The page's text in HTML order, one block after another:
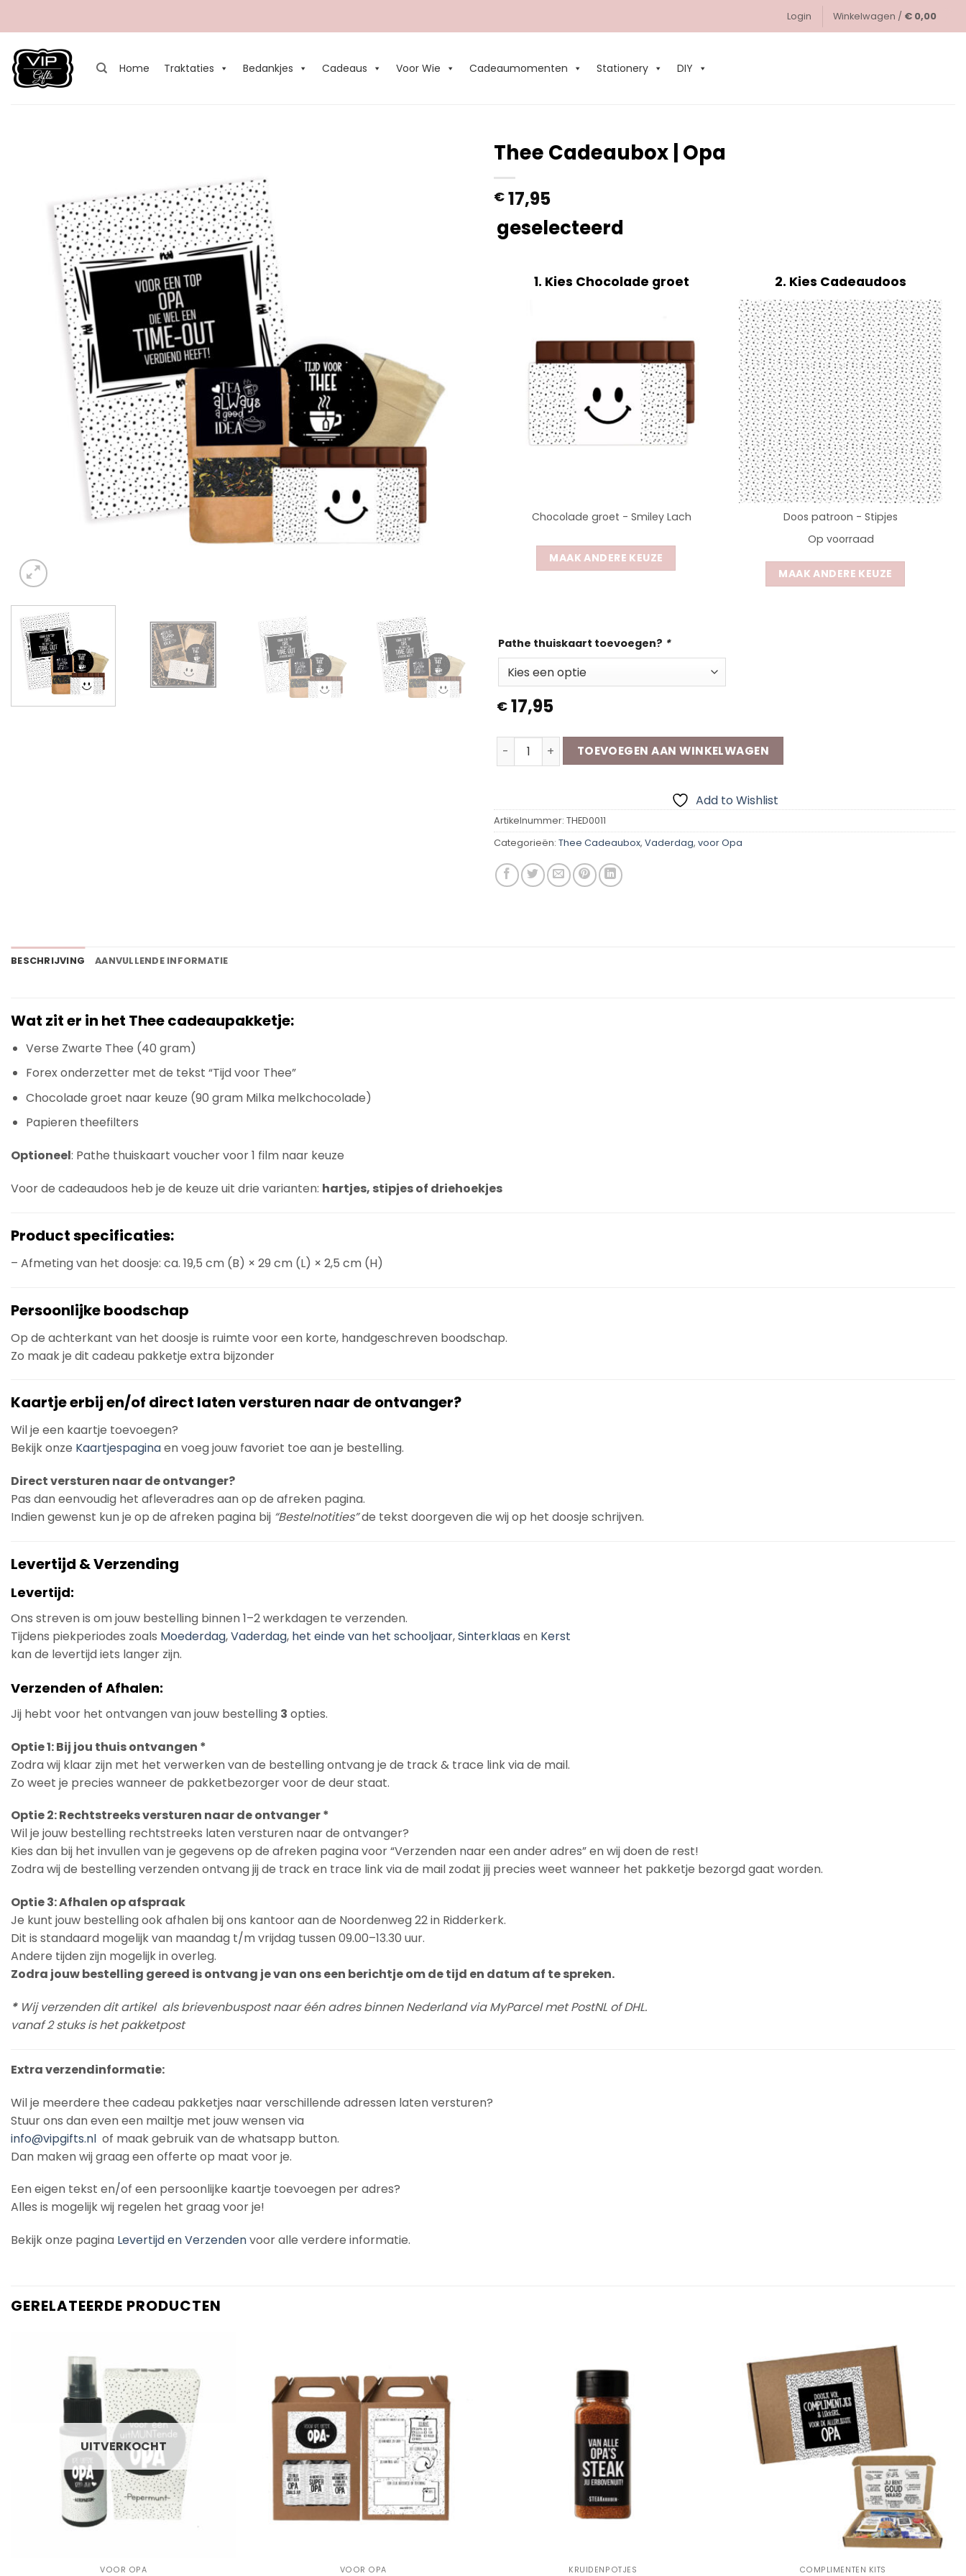
Login Winkelwagen / € 0,00
Home Traktaties Bedankjes Cadeaus Voor Wie Cadeaumomenten Stationery DIY
Thee Cadeaubox | Opa
€ 17,95
geselecteerd
1 Kies Chocolade groet
Chocolade groet - Smiley Lach
MAAK ANDERE KEUZE
2 Kies Cadeaudoos
Doos patroon - Stipjes
Op voorraad
MAAK ANDERE KEUZE
Pathe thuiskaart toevoegen? *
€ 17,95
Thee Cadeaubox | Opa aantal
TOEVOEGEN AAN WINKELWAGEN
Add to Wishlist
Artikelnummer: THED0011
Categorieën: Thee Cadeaubox, Vaderdag, voor Opa
BESCHRIJVING AANVULLENDE INFORMATIE
Wat zit er in het Thee cadeaupakketje:
Verse Zwarte Thee (40 gram)
Forex onderzetter met de tekst “Tijd voor Thee”
Chocolade groet naar keuze (90 gram Milka melkchocolade)
Papieren theefilters
Optioneel: Pathe thuiskaart voucher voor 1 film naar keuze
Voor de cadeaudoos heb je de keuze uit drie varianten: hartjes, stipjes of driehoekjes
Product specificaties:
– Afmeting van het doosje: ca. 19,5 cm (B) × 29 cm (L) × 2,5 cm (H)
Persoonlijke boodschap
Op de achterkant van het doosje is ruimte voor een korte, handgeschreven boodschap.
Zo maak je dit cadeau pakketje extra bijzonder
Kaartje erbij en/of direct laten versturen naar de ontvanger?
Wil je een kaartje toevoegen?
Bekijk onze Kaartjespaginaen voeg jouw favoriet toe aan je bestelling.
Direct versturen naar de ontvanger?
Pas dan eenvoudig het afleveradres aan op de afreken pagina.
Indien gewenst kun je op de afreken pagina bij “Bestelnotities”de tekst doorgeven die wij op het doosje schrijven.
Levertijd & Verzending
Levertijd:
Ons streven is om jouw bestelling binnen 1–2 werkdagen te verzenden.
Tijdens piekperiodes zoals Moederdag,Vaderdag, het einde van het schooljaar,Sinterklaas en Kerst
kan de levertijd iets langer zijn.
Verzenden of Afhalen:
Jij hebt voor het ontvangen van jouw bestelling 3 opties.
Optie 1: Bij jou thuis ontvangen *
Zodra wij klaar zijn met het verwerken van de bestelling ontvang je de track & trace link via de mail.
Zo weet je precies wanneer de pakketbezorger voor de deur staat.
Optie 2: Rechtstreeks versturen naar de ontvanger *
Wil je jouw bestelling rechtstreeks laten versturen naar de ontvanger?
Kies dan bij het invullen van je gegevens op de afreken pagina voor “Verzenden naar een ander adres” en wij doen de rest!
Zodra wij de bestelling verzenden ontvang jij de track en trace link via de mail zodat jij precies weet wanneer het pakketje bezorgd gaat worden.
Optie 3: Afhalen op afspraak
Je kunt jouw bestelling ook afhalen bij ons kantoor aan de Noordenweg 22 in Ridderkerk.
Dit is standaard mogelijk van maandag t/m vrijdag tussen 09.00–13.30 uur.
Andere tijden zijn mogelijk in overleg.
Zodra jouw bestelling gereed is ontvang je van ons een berichtje om de tijd en datum af te spreken.
* Wij verzenden dit artikel als brievenbuspost naar één adres binnen Nederland via MyParcel met PostNL of DHL.
vanaf 2 stuks is het pakketpost
Extra verzendinformatie:
Wil je meerdere thee cadeau pakketjes naar verschillende adressen laten versturen?
Stuur ons dan even een mailtje met jouw wensen via
info@vipgifts.nl of maak gebruik van de whatsapp button.
Dan maken wij graag een offerte op maat voor je.
Een eigen tekst en/of een persoonlijke kaartje toevoegen per adres?
Alles is mogelijk wij regelen het graag voor je!
Bekijk onze pagina Levertijd en Verzendenvoor alle verdere informatie.
GERELATEERDE PRODUCTEN
Add to
Wishlist
UITVERKOCHT
VOOR OPA
Add to
Wishlist
VOOR OPA KRUIDENPOTJES COMPLIMENTEN KITS